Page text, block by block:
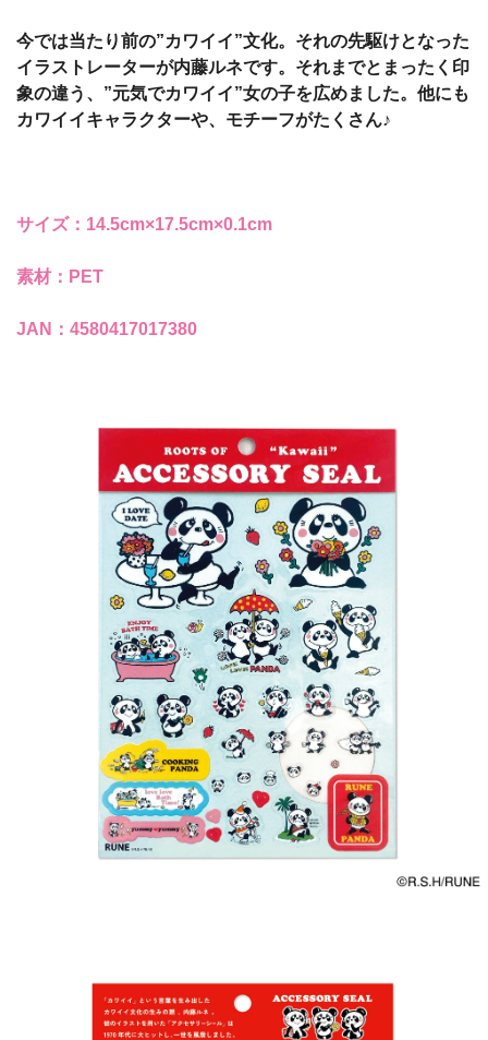
今では当たり前の”カワイイ”文化。それの先駆けとなった
イラストレーターが内藤ルネです。それまでとまったく印
象の違う、”元気でカワイイ”女の子を広めました。他にも
カワイイキャラクターや、モチーフがたくさん♪
サイズ：14.5cm×17.5cm×0.1cm
素材：PET
JAN：4580417017380